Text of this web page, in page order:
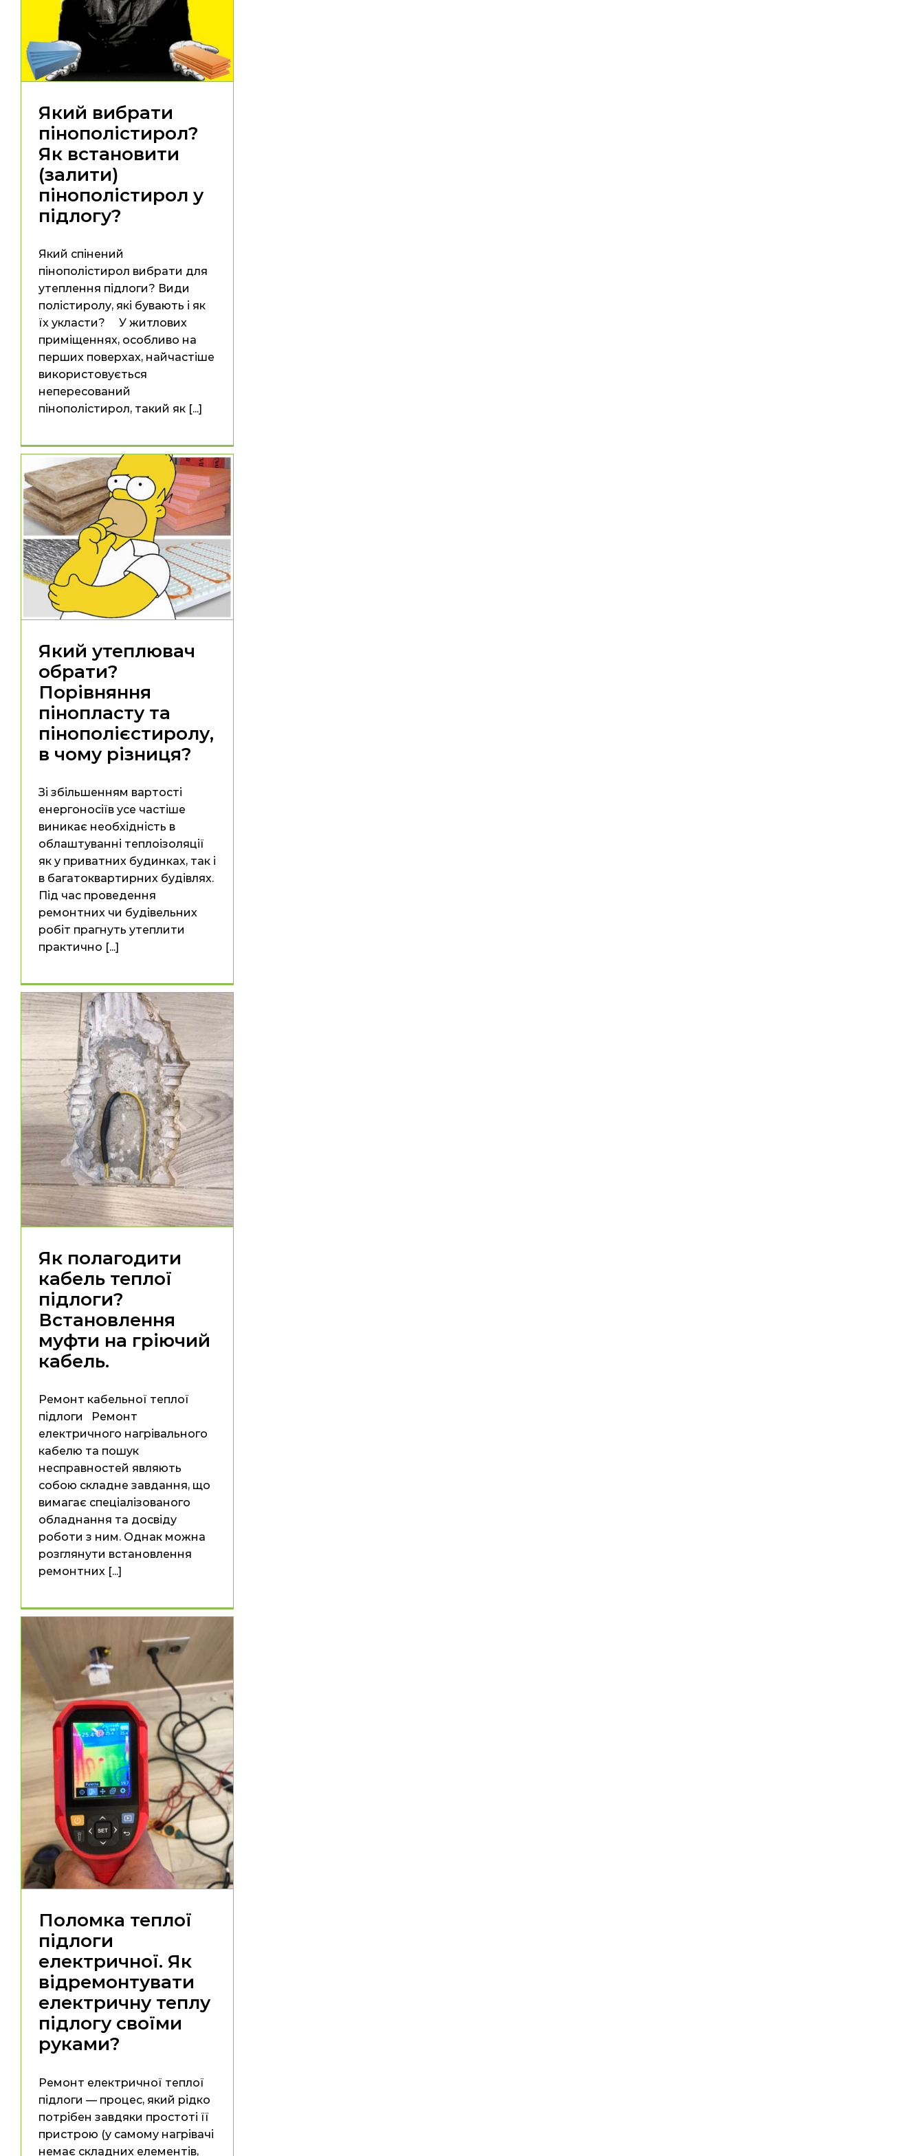
Який вибрати
пінополістирол?
Як встановити
(залити)
пінополістирол у
підлогу?
Який спінений
пінополістирол вибрати для
утеплення підлоги? Види
полістиролу, які бувають і як
їх укласти? У житлових
приміщеннях, особливо на
перших поверхах, найчастіше
використовується
непересований
пінополістирол, такий як [...]
Який утеплювач
обрати?
Порівняння
пінопласту та
пінополієстиролу,
в чому різниця?
Зі збільшенням вартості
енергоносіїв усе частіше
виникає необхідність в
облаштуванні теплоізоляції
як у приватних будинках, так і
в багатоквартирних будівлях.
Під час проведення
ремонтних чи будівельних
робіт прагнуть утеплити
практично [...]
Як полагодити
кабель теплої
підлоги?
Встановлення
муфти на гріючий
кабель.
Ремонт кабельної теплої
підлоги Ремонт
електричного нагрівального
кабелю та пошук
несправностей являють
собою складне завдання, що
вимагає спеціалізованого
обладнання та досвіду
роботи з ним. Однак можна
розглянути встановлення
ремонтних [...]
Поломка теплої
підлоги
електричної. Як
відремонтувати
електричну теплу
підлогу своїми
руками?
Ремонт електричної теплої
підлоги — процес, який рідко
потрібен завдяки простоті її
пристрою (у самому нагрівачі
немає складних елементів,